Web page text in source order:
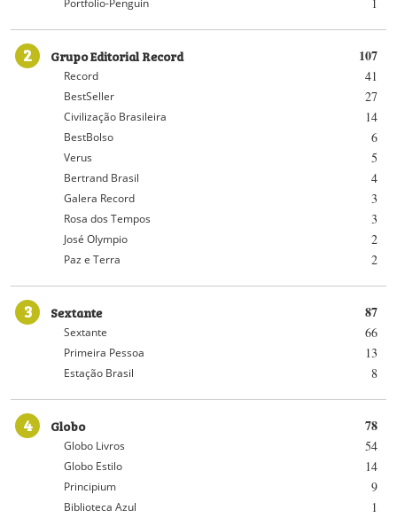
1
Portfolio-Penguin
2 107
Grupo Editorial Record
41
Record
27
BestSeller
14
Civilização Brasileira
6
BestBolso
5
Verus
4
Bertrand Brasil
3
Galera Record
3
Rosa dos Tempos
2
José Olympio
2
Paz e Terra
3 87
Sextante
66
Sextante
13
Primeira Pessoa
8
Estação Brasil
4 78
Globo
54
Globo Livros
14
Globo Estilo
9
Principium
1
Biblioteca Azul